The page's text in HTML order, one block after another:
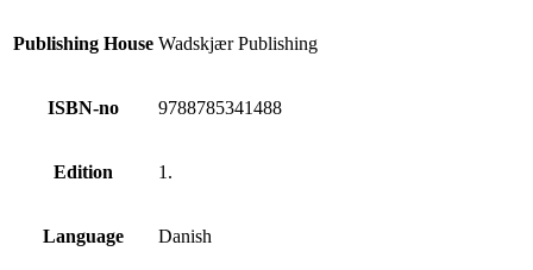
Publishing House Wadskjær Publishing
ISBN-no 9788785341488
Edition 1.
Language Danish